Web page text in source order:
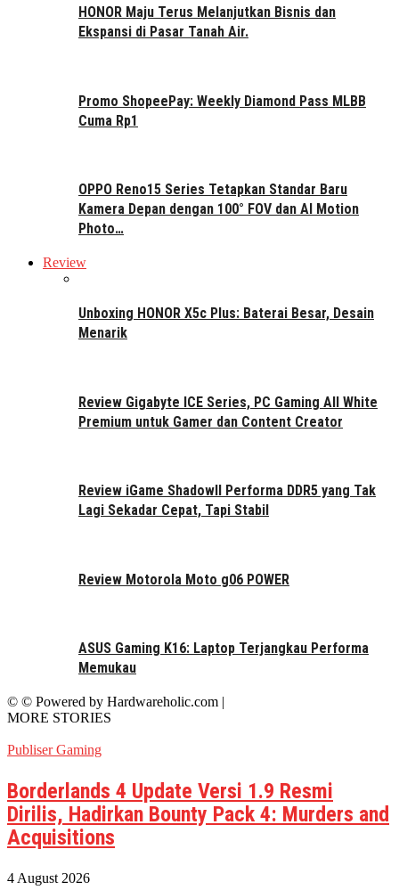
HONOR Maju Terus Melanjutkan Bisnis dan
Ekspansi di Pasar Tanah Air.
Promo ShopeePay: Weekly Diamond Pass MLBB
Cuma Rp1
OPPO Reno15 Series Tetapkan Standar Baru
Kamera Depan dengan 100° FOV dan AI Motion
Photo…
Review
Unboxing HONOR X5c Plus: Baterai Besar, Desain
Menarik
Review Gigabyte ICE Series, PC Gaming All White
Premium untuk Gamer dan Content Creator
Review iGame ShadowII Performa DDR5 yang Tak
Lagi Sekadar Cepat, Tapi Stabil
Review Motorola Moto g06 POWER
ASUS Gaming K16: Laptop Terjangkau Performa
Memukau
© © Powered by Hardwareholic.com |
MORE STORIES
Publiser Gaming
Borderlands 4 Update Versi 1.9 Resmi
Dirilis, Hadirkan Bounty Pack 4: Murders and
Acquisitions
4 August 2026